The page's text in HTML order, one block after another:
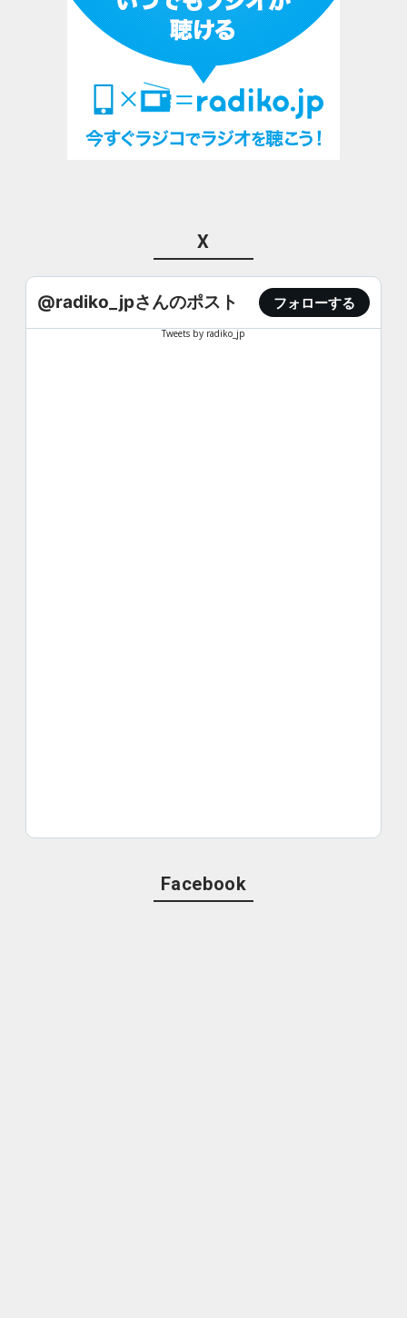
X
@radiko_jpさんのポスト フォローする
Tweets by radiko_jp
Facebook